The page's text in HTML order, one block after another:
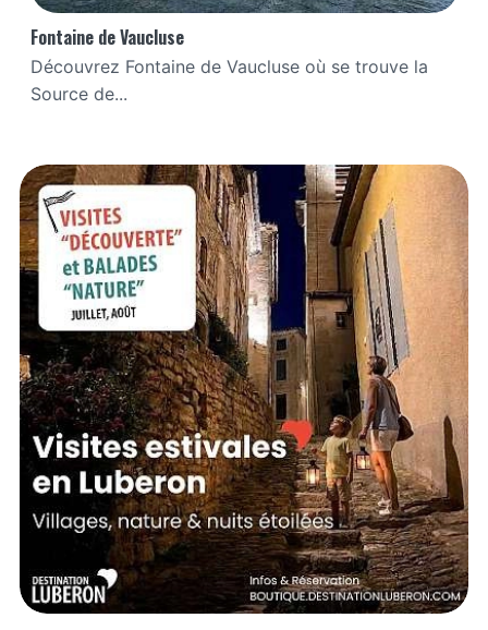
Fontaine de Vaucluse
Découvrez Fontaine de Vaucluse où se trouve la
Source de...